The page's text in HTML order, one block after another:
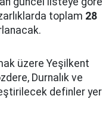
toplam 28
üzere Yeşilkent
Durnalık ve
definler yer